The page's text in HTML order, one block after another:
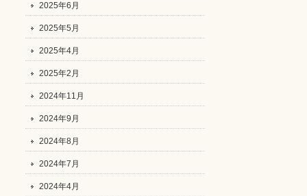
2025年6月
2025年5月
2025年4月
2025年2月
2024年11月
2024年9月
2024年8月
2024年7月
2024年4月